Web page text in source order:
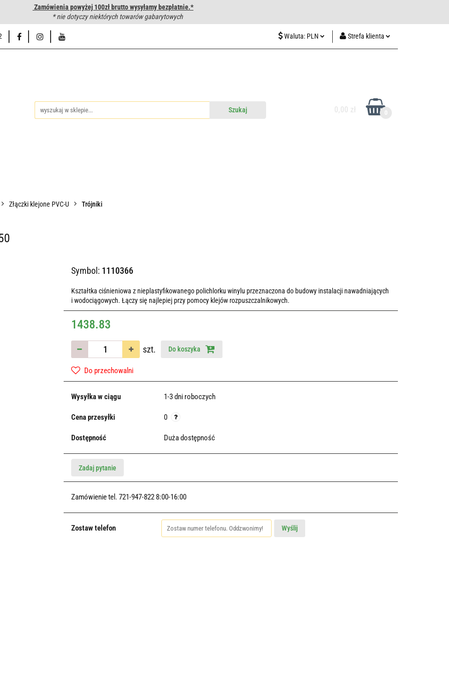
Zamówienia powyżej 100zł brutto wysyłamy bezpłatnie.*
* nie dotyczy niektórych towarów gabarytowych
Waluta: PLN Strefa klienta
węży hydraulicznych Hurtownia Napisz do nas
Złączki klejone PVC-U Trójniki
Symbol: 1110366
Kształtka ciśnieniowa z nieplastyfikowanego polichlorku winylu przeznaczona do budowy instalacji nawadniających
i wodociągowych. Łączy się najlepiej przy pomocy klejów rozpuszczalnikowych.
1438.83
szt. Do koszyka
Do przechowalni
Wysyłka w ciągu 1-3 dni roboczych
Cena przesyłki 0
Dostępność Duża dostępność
Zadaj pytanie
Zamówienie tel. 721-947-822 8:00-16:00
Zostaw telefon Wyślij